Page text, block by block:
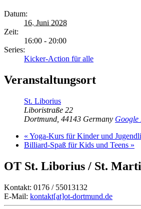
Datum:
16. Juni 2028
Zeit:
16:00 - 20:00
Series:
Kicker-Action für alle
Veranstaltungsort
St. Liborius
Liboristraße 22
Dortmund 44143 Germany Google
« Yoga-Kurs für Kinder und
Billiard-Spaß für Kids und Teens »
OT St. Liborius / St.
Kontakt: 0176 / 55013132
E-Mail: kontakt[at]ot-dortmund.de